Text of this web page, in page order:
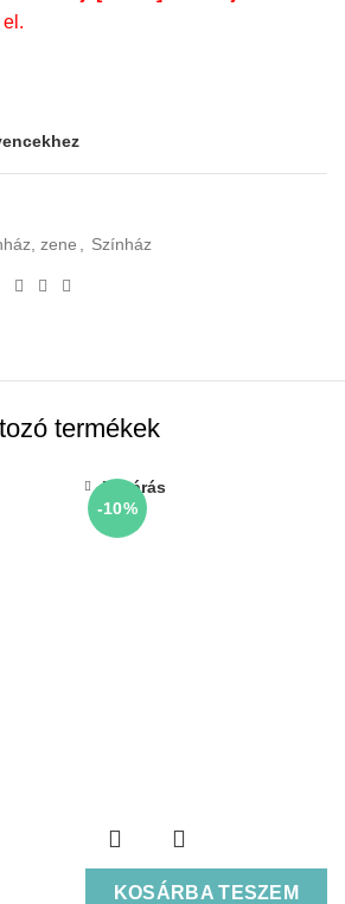
zene , Színház
termékek
-10%
KOSÁRBA TESZEM
Bezárás